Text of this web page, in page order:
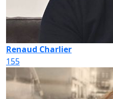
Renaud Charlier
155